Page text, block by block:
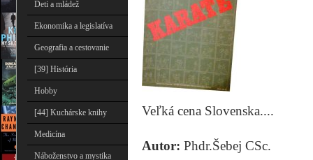
Deti a mládež
Ekonomika a legislatíva
Geografia a cestovanie
[39] História
Hobby
[44] Kuchárske knihy
Medicína
Náboženstvo a mystika
Veľká cena Slovenska....
Autor: Phdr.Šebej CSc.